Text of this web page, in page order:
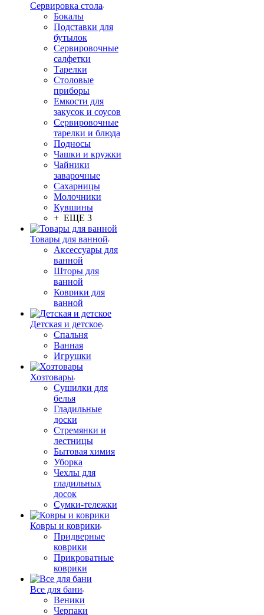
Сервировка стола
Бокалы
Подставки для
бутылок
Сервировочные
салфетки
Тарелки
Столовые
приборы
Емкости для
закусок и соусов
Сервировочные
тарелки и блюда
Подносы
Чашки и кружки
Чайники
заварочные
Сахарницы
Молочники
Кувшины
+ ЕЩЕ 3
Товары для ванной
Аксессуары для
ванной
Шторы для
ванной
Коврики для
ванной
Детская и детское
Спальня
Ванная
Игрушки
Хозтовары
Сушилки для
белья
Гладильные
доски
Стремянки и
лестницы
Бытовая химия
Уборка
Чехлы для
гладильных
досок
Сумки-тележки
Ковры и коврики
Придверные
коврики
Прикроватные
коврики
Все для бани
Веники
Черпаки